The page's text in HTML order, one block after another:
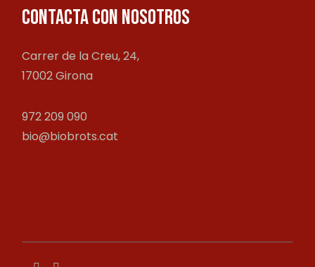
CONTACTA CON NOSOTROS
Carrer de la Creu, 24,
17002 Girona
972 209 090
bio@biobrots.cat